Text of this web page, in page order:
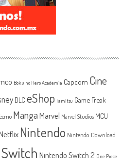
Boku no Hero Academia Capcom Cine
DLC eShop Famitsu Game Freak
MangaMarvel Marvel Studios MCU
Nintendo Nintendo Download
Nintendo Switch 2 One Piece